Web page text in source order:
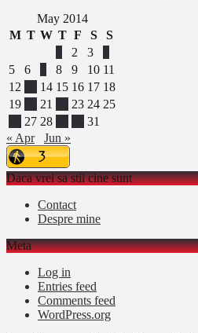
May 2014
M T W T F S
S
2 3
5
6 8 9 10 11
12
14 15 16 17 18
19
21 23 24 25
27 28
31
« Apr
Jun »
Daca vrei sa stii cine sunt
Contact
Despre mine
Meta
Log in
Entries feed
Comments feed
WordPress.org